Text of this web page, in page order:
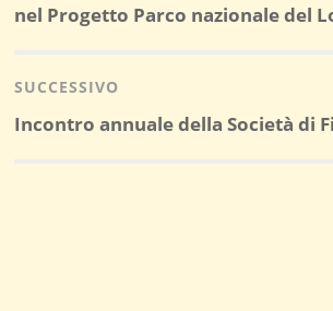
precedente:
nel Progetto Parco nazionale del
SUCCESSIVO
Post
Incontro annuale della Società di